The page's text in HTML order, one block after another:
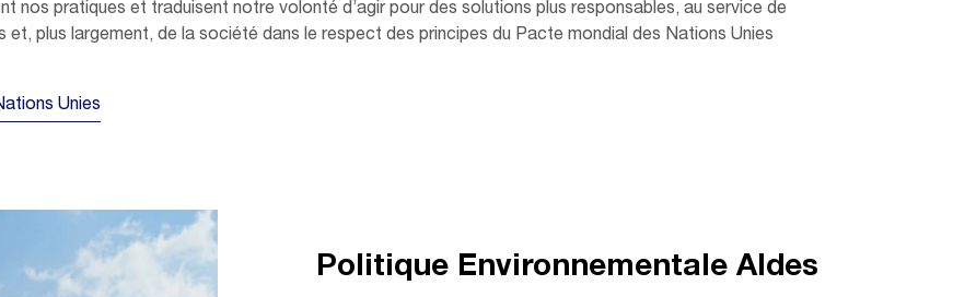
nos pratiques et traduisent notre volonté d’agir pour des solutions plus responsables, au service de
plus largement, de la société dans le respect des principes du Pacte mondial des Nations Unies
Unies
Politique Environnementale Aldes